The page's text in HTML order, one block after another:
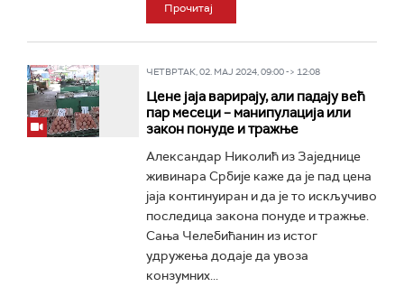
Прочитај
ЧЕТВРТАК, 02. МАЈ 2024, 09:00 -> 12:08
Цене јаја варирају, али падају већ
пар месеци – манипулација или
закон понуде и тражње
Александар Николић из Заједнице
живинара Србије каже да је пад цена
јаја континуиран и да је то искључиво
последица закона понуде и тражње.
Сања Челебићанин из истог
удружења додаје да увоза
конзумних...